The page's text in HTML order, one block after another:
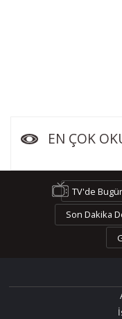
EN ÇOK
TV'de
Son Dakika